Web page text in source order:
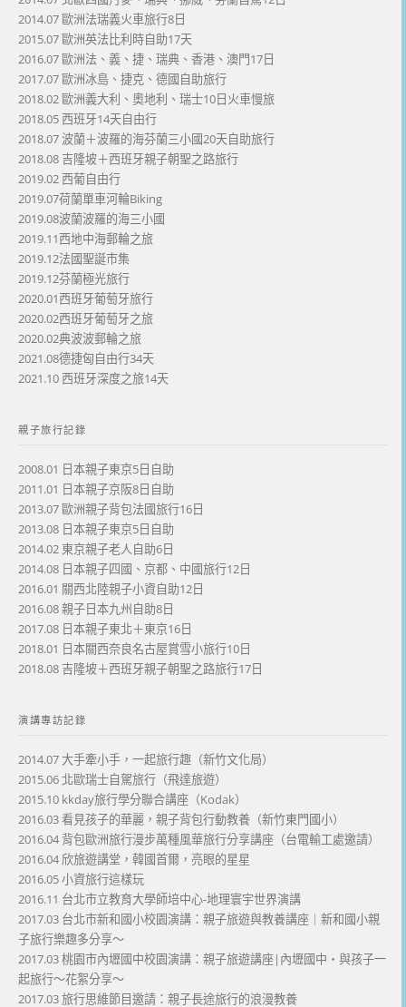
2014.07 歐洲法瑞義火車旅行8日
2015.07 歐洲英法比利時自助17天
2016.07 歐洲法、義、捷、瑞典、香港、澳門17日
2017.07 歐洲冰島、捷克、德國自助旅行
2018.02 歐洲義大利、奧地利、瑞士10日火車慢旅
2018.05 西班牙14天自由行
2018.07 波蘭＋波羅的海芬蘭三小國20天自助旅行
2018.08 吉隆坡＋西班牙親子朝聖之路旅行
2019.02 西葡自由行
2019.07荷蘭單車河輪Biking
2019.08波蘭波羅的海三小國
2019.11西地中海郵輪之旅
2019.12法國聖誕市集
2019.12芬蘭極光旅行
2020.01西班牙葡萄牙旅行
2020.02西班牙葡萄牙之旅
2020.02典波波郵輪之旅
2021.08德捷匈自由行34天
2021.10 西班牙深度之旅14天
親子旅行記錄
2008.01 日本親子東京5日自助
2011.01 日本親子京阪8日自助
2013.07 歐洲親子背包法國旅行16日
2013.08 日本親子東京5日自助
2014.02 東京親子老人自助6日
2014.08 日本親子四國、京都、中國旅行12日
2016.01 關西北陸親子小資自助12日
2016.08 親子日本九州自助8日
2017.08 日本親子東北＋東京16日
2018.01 日本關西奈良名古屋賞雪小旅行10日
2018.08 吉隆坡＋西班牙親子朝聖之路旅行17日
演講專訪記錄
2014.07 大手牽小手，一起旅行趣（新竹文化局）
2015.06 北歐瑞士自駕旅行（飛達旅遊）
2015.10 kkday旅行學分聯合講座（Kodak）
2016.03 看見孩子的華麗，親子背包行動教養（新竹東門國小）
2016.04 背包歐洲旅行漫步萬種風華旅行分享講座（台電輸工處邀請）
2016.04 欣旅遊講堂，韓國首爾，亮眼的星星
2016.05 小資旅行這樣玩
2016.11 台北市立教育大學師培中心-地理寰宇世界演講
2017.03 台北市新和國小校園演講：親子旅遊與教養講座｜新和國小親
子旅行樂趣多分享～
2017.03 桃園市內壢國中校園演講：親子旅遊講座|內壢國中・與孩子一
起旅行～花絮分享～
2017.03 旅行思維節目邀請：親子長途旅行的浪漫教養